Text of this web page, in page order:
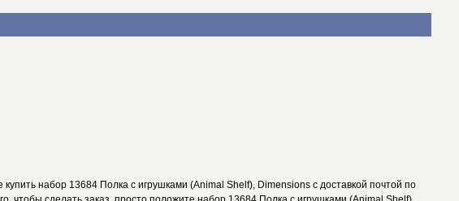
набор 13684 Полка с игрушками (Animal Shelf), Dimensions с доставкой почтой по